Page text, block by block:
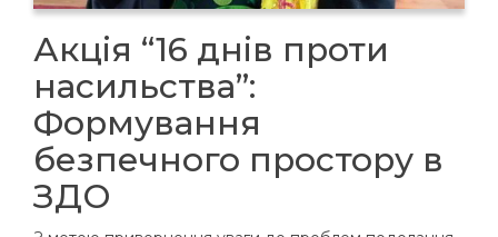
Акція “16 днів проти
насильства”:
Формування
безпечного простору в
ЗДО